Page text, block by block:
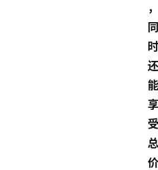
，
同
时
还
能
享
受
总
价